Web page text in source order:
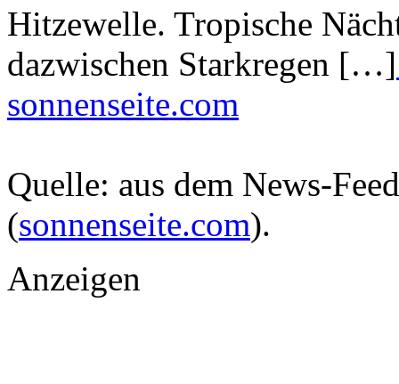
Hitzewelle. Tropische
dazwischen Starkregen […]
sonnenseite.com
Quelle: aus dem News-
(sonnenseite.com).
Anzeigen